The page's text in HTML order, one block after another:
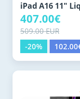
iPad A16 11"
407.00€
509.00 EUR
-20%